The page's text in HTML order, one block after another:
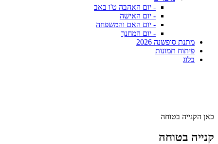
- יום האהבה ט'ו באב
- יום האישה
- יום האם והמשפחה
- יום המחנך
מתנת סופשנה 2026
פיתוח תמונות
בלוג
כאן הקנייה בטוחה
קנייה בטוחה